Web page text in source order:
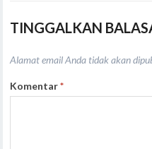
TINGGALKAN
Alamat email Anda tidak akan
Komentar*